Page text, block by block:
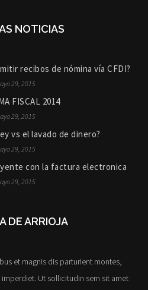
NOTICIAS
recibos de nómina vía CFDI?
29, 2015
FISCAL 2014
29, 2015
vs el lavado de dinero?
29, 2015
con la factura electronica
29, 2015
DE ARRIOJA
et magnis dis parturient montes,
Ut sollicitudin sem sit amet